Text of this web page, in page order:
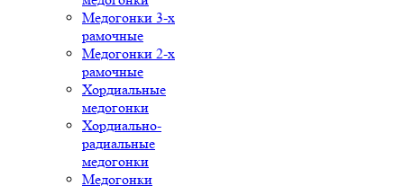
Медогонки 3-х
рамочные
Медогонки 2-х
рамочные
Хордиальные
медогонки
Хордиально-
радиальные
медогонки
Медогонки